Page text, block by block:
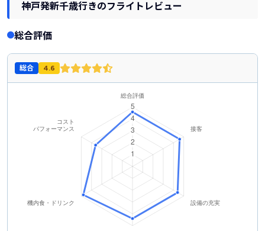
神戸発新千歳行きのフライトレビュー
総合評価
総合 4.6